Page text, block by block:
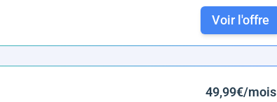
Voir l'offre
49,99€/mois